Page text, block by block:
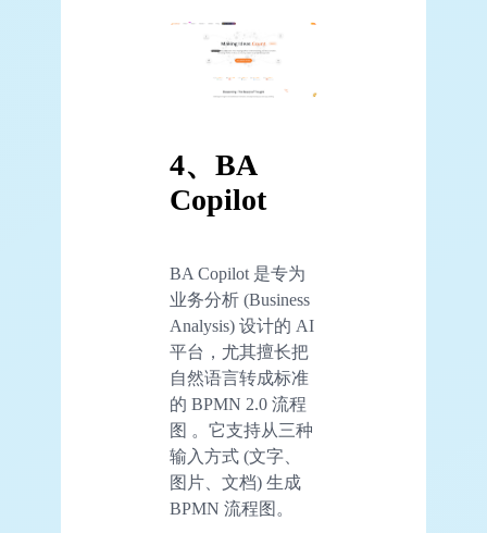
4、BA
Copilot
BA Copilot 是专为
业务分析 (Business
Analysis) 设计的 AI
平台，尤其擅长把
自然语言转成标准
的 BPMN 2.0 流程
图 。它支持从三种
输入方式 (文字、
图片、文档) 生成
BPMN 流程图。